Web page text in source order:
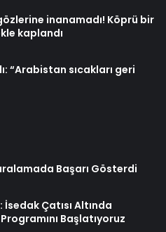
inanamadı! Köprü bir
kaplandı
“Arabistan sıcakları geri
Başarı Gösterdi
Çatısı Altında
Başlatıyoruz